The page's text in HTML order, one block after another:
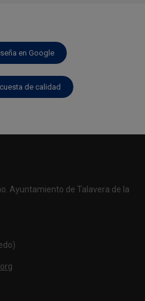
en Google
de calidad
Ayuntamiento de Talavera de la